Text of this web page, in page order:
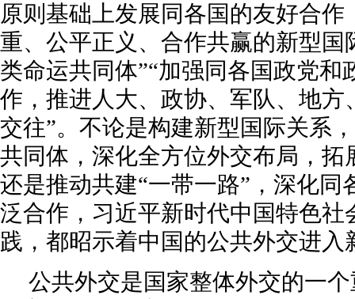
原则基础上发展同各国的友好合作
重、公平正义、合作共赢的新型国
类命运共同体”“加强同各国政党和
作，推进人大、政协、军队、地方
交往”。不论是构建新型国际关系
共同体，深化全方位外交布局，拓
还是推动共建“一带一路”，深化同
泛合作，习近平新时代中国特色社
践，都昭示着中国的公共外交进入
公共外交是国家整体外交的一